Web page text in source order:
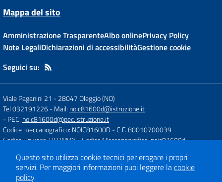
Mappa del sito
Amministrazione TrasparenteAlbo onlinePrivacy Policy
Note LegaliDichiarazioni di accessibilitàGestione cookie
Seguici su:
Viale Paganini 21 -28047 Oleggio (NO)
Tel 032191226- Mail: noic81600d@istruzione.it
- PEC: noic81600d@pec.istruzione.it
Codice meccanografico: NOIC81600D- C.F. 80010700039
Codice Univoco: UFBNMX- Codice Meccanografico: noic81600d
Concept & Design by
Designers Italia
Questo sito utilizza cookie tecnici per erogare i propri
servizi. Per maggiori informazioni puoi leggere lacookie
policy.